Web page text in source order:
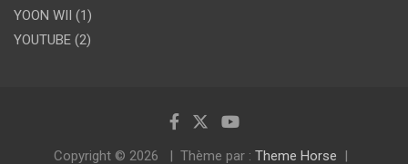
YOON WII (1)
YOUTUBE (2)
Copyright © 2026 Thème par : Theme Horse